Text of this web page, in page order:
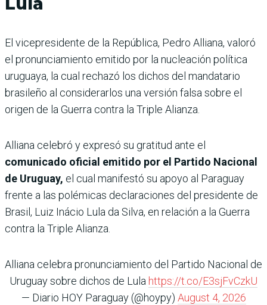
El vicepresidente de la República, Pedro Alliana, valoró
el pronunciamiento emitido por la nucleación política
uruguaya, la cual rechazó los dichos del mandatario
brasileño al considerarlos una versión falsa sobre el
origen de la Guerra contra la Triple Alianza.
Alliana celebró y expresó su gratitud ante el
comunicado oficial emitido por el Partido Nacional
de Uruguay, el cual manifestó su apoyo al Paraguay
frente a las polémicas declaraciones del presidente de
Brasil, Luiz Inácio Lula da Silva, en relación a la Guerra
contra la Triple Alianza.
Alliana celebra pronunciamiento del Partido Nacional de
Uruguay sobre dichos de Lula https://t.co/E3sjFvCzkU
— Diario HOY Paraguay (@hoypy) August 4, 2026